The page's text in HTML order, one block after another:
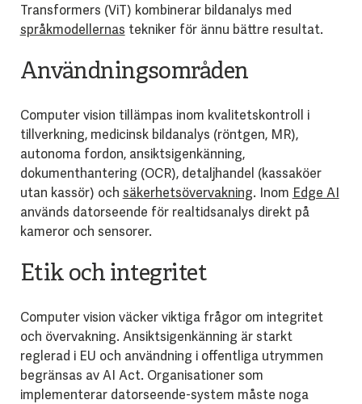
Transformers (ViT) kombinerar bildanalys med
språkmodellernas tekniker för ännu bättre resultat.
Användningsområden
Computer vision tillämpas inom kvalitetskontroll i
tillverkning, medicinsk bildanalys (röntgen, MR),
autonoma fordon, ansiktsigenkänning,
dokumenthantering (OCR), detaljhandel (kassaköer
utan kassör) och säkerhetsövervakning. Inom Edge AI
används datorseende för realtidsanalys direkt på
kameror och sensorer.
Etik och integritet
Computer vision väcker viktiga frågor om integritet
och övervakning. Ansiktsigenkänning är starkt
reglerad i EU och användning i offentliga utrymmen
begränsas av AI Act. Organisationer som
implementerar datorseende-system måste noga